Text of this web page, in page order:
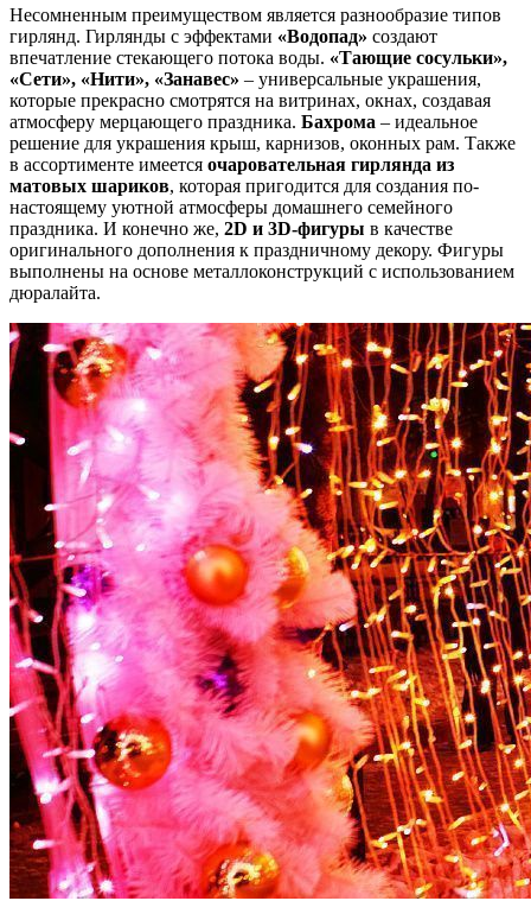
Несомненным преимуществом является разнообразие типов
гирлянд. Гирлянды с эффектами «Водопад» создают
впечатление стекающего потока воды. «Тающие сосульки»,
«Сети», «Нити», «Занавес» – универсальные украшения,
которые прекрасно смотрятся на витринах, окнах, создавая
атмосферу мерцающего праздника. Бахрома – идеальное
решение для украшения крыш, карнизов, оконных рам. Также
в ассортименте имеется очаровательная гирлянда из
матовых шариков, которая пригодится для создания по-
настоящему уютной атмосферы домашнего семейного
праздника. И конечно же, 2D и 3D-фигуры в качестве
оригинального дополнения к праздничному декору. Фигуры
выполнены на основе металлоконструкций с использованием
дюралайта.